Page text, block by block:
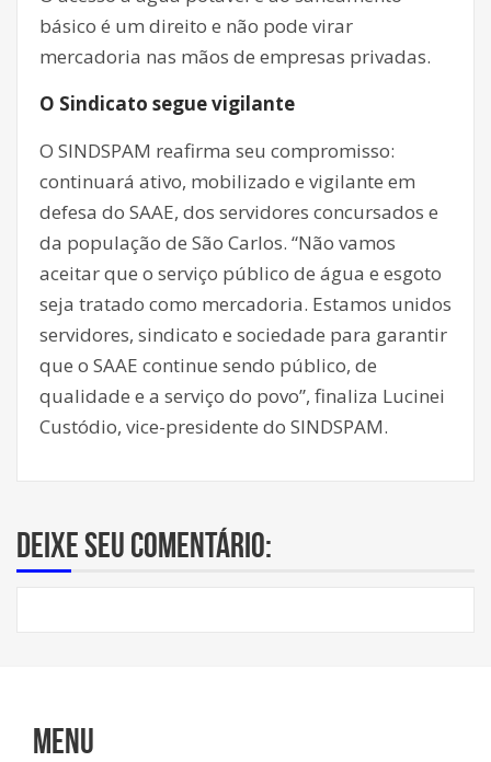
básico é um direito e não pode virar
mercadoria nas mãos de empresas privadas.
O Sindicato segue vigilante
O SINDSPAM reafirma seu compromisso:
continuará ativo, mobilizado e vigilante em
defesa do SAAE, dos servidores concursados e
da população de São Carlos. “Não vamos
aceitar que o serviço público de água e esgoto
seja tratado como mercadoria. Estamos unidos
servidores, sindicato e sociedade para garantir
que o SAAE continue sendo público, de
qualidade e a serviço do povo”, finaliza Lucinei
Custódio, vice-presidente do SINDSPAM.
Deixe seu comentário:
Menu